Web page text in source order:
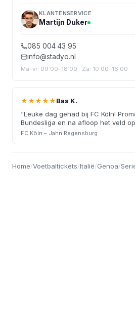
KLANTENSERVICE
Martijn Duker
085 004 43 95
info@stadyo.nl
Ma–vr: 09:00–18:00 · Za: 10:00–16:00
★★★★★Bas K.
“Leuke dag gehad bij FC Köln!
Bundesliga en na afloop het veld
FC Köln – Jahn Regensburg
Home/Voetbaltickets/Italië/Genoa/